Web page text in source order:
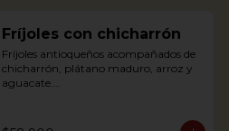
Fríjoles con chicharrón
Fríjoles antioqueños acompañados de
chicharrón, plátano maduro, arroz y
aguacate.
sweet plantain.